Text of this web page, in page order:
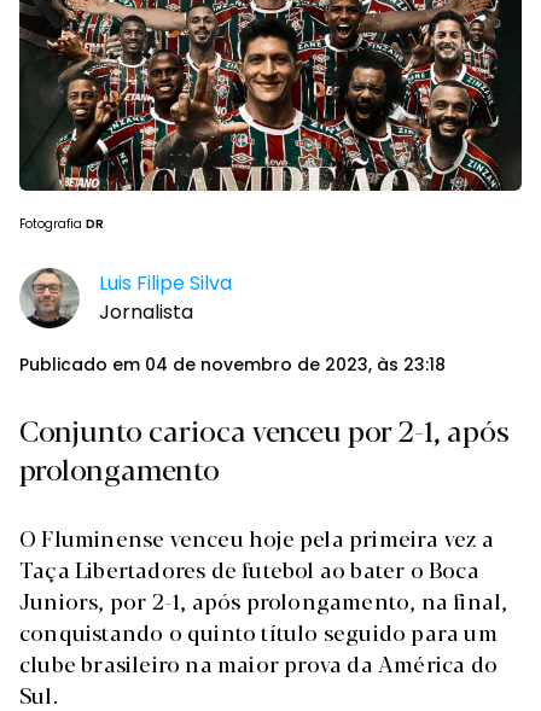
Fotografia DR
Luis Filipe Silva
Jornalista
Publicado em 04 de novembro de 2023, às 23:18
Conjunto carioca venceu por 2-1, após
prolongamento
O Fluminense venceu hoje pela primeira vez a
Taça Libertadores de futebol ao bater o Boca
Juniors, por 2-1, após prolongamento, na final,
conquistando o quinto título seguido para um
clube brasileiro na maior prova da América do
Sul.